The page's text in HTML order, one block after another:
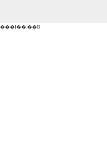
���̃T�C�g��DVD�̂݃f�[�^�����ł��܂��B